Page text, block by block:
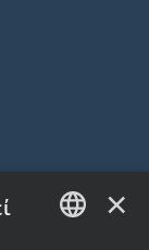
×